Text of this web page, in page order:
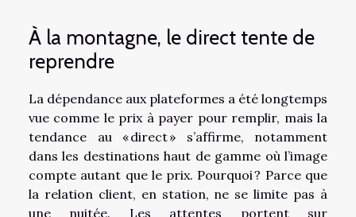
À la montagne, le direct tente de
reprendre
La dépendance aux plateformes a été longtemps
vue comme le prix à payer pour remplir, mais la
tendance au « direct » s’affirme, notamment
dans les destinations haut de gamme où l’image
compte autant que le prix. Pourquoi ? Parce que
la relation client, en station, ne se limite pas à
une nuitée. Les attentes portent sur